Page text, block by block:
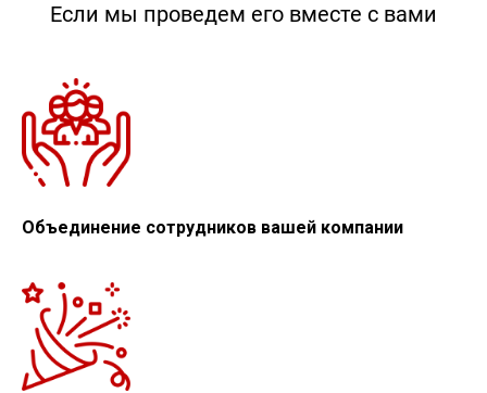
Если мы проведем его вместе с вами
Объединение сотрудников вашей компании